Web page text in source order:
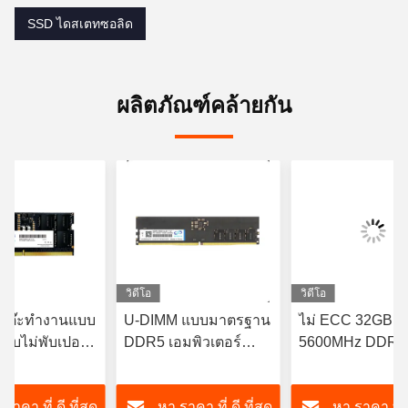
SSD ไดสเตทซอลิด
ผลิตภัณฑ์คล้ายกัน
ต๊ะทํางานแบบ
บไม่พับเปอร์
16GB
วิดีโอ
U-DIMM แบบมาตรฐาน
DDR5 เอมพิวเตอร์
แรม ไม่มี ECC
วิดีโอ
ไม่ ECC 32GB
5600MHz DDR5
DIMM สําหรับ